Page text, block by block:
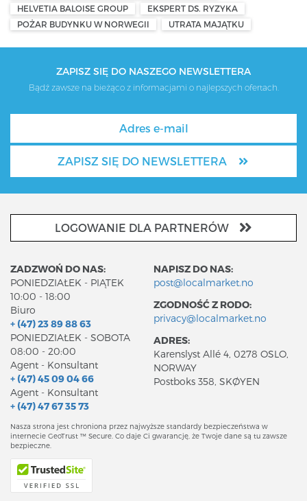
HELVETIA BALOISE GROUP
EKSPERT DS. RYZYKA
POŻAR BUDYNKU W NORWEGII
UTRATA MAJĄTKU
ZAPISZ SIĘ DO NASZEGO NEWSLETTERA
Bądź zawsze na bieżąco z informacjami o najlepszych ofertach.
ZAPISZ SIĘ DO NEWSLETTERA
LOGOWANIE DLA PARTNERÓW
ZADZWOŃ DO NAS:
PONIEDZIAŁEK - PIĄTEK
10:00 - 18:00
Biuro
+ (47) 23 89 88 63
PONIEDZIAŁEK - SOBOTA
08:00 - 20:00
Agent - Konsultant
+ (47) 45 09 04 66
Agent - Konsultant
+ (47) 47 67 35 73
NAPISZ DO NAS:
post@localmarket.no
ZGODNOŚĆ Z RODO:
privacy@localmarket.no
ADRES:
Karenslyst Allé 4, 0278 OSLO,
NORWAY
Postboks 358, SKØYEN
Nasza strona jest chroniona przez najwyższe standardy bezpieczeństwa w
internecie GeoTrust ™ Secure. Co daje Ci gwarancję, że Twoje dane są tu zawsze
bezpieczne.